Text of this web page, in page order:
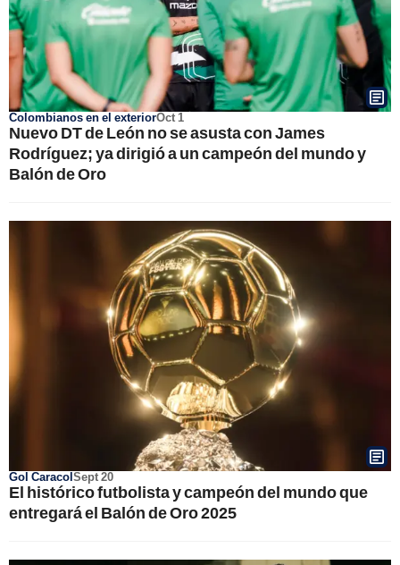
Colombianos en el exteriorOct 1
Nuevo DT de León no se asusta con James
Rodríguez; ya dirigió a un campeón del mundo y
Balón de Oro
Gol CaracolSept 20
El histórico futbolista y campeón del mundo que
entregará el Balón de Oro 2025